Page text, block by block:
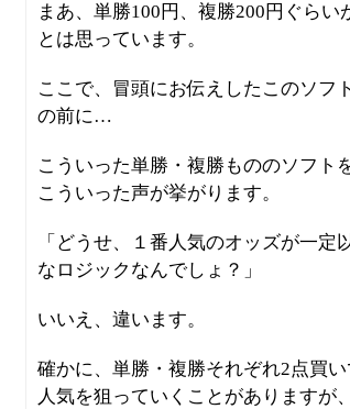
まあ、単勝100円、複勝200円ぐらい
とは思っています。
ここで、冒頭にお伝えしたこのソフ
の前に…
こういった単勝・複勝もののソフト
こういった声が挙がります。
「どうせ、１番人気のオッズが一
なロジックなんでしょ？」
いいえ、違います。
確かに、単勝・複勝それぞれ2点買
人気を狙っていくことがありますが